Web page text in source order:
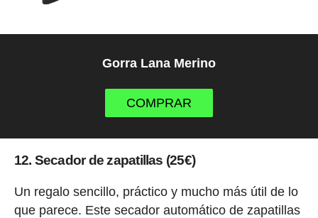
Gorra Lana Merino
COMPRAR
12. Secador de zapatillas (25€)
Un regalo sencillo, práctico y mucho más útil de lo
que parece. Este secador automático de zapatillas